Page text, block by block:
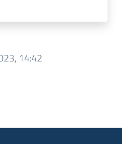
14:42